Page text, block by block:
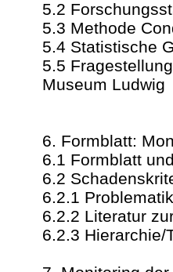
5.2
5.3 Methode
5.4 Statistische
5.5
Museum Ludwig
6. Formblatt:
6.1 Formblatt
6.2
6.2.1
6.2.2 Literatur
6.2.3 Hierarchie/